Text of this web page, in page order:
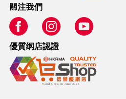
關注我們
優質纲店認證